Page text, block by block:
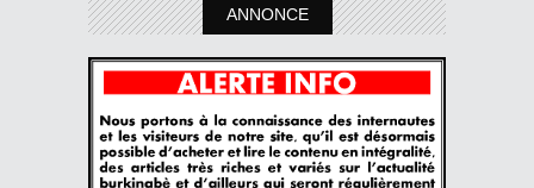
ANNONCE